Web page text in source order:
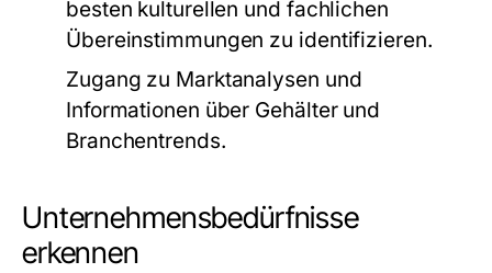
besten kulturellen und fachlichen
Übereinstimmungen zu identifizieren.
Zugang zu Marktanalysen und
Informationen über Gehälter und
Branchentrends.
Unternehmensbedürfnisse
erkennen